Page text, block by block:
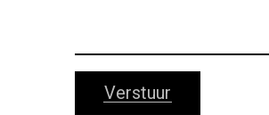
Verstuur